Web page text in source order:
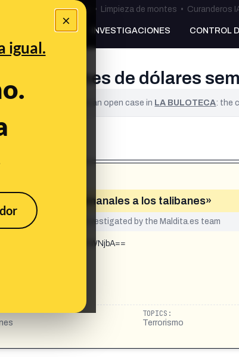
×
igual.
Bulos Ceuta • Limpieza de montes • Curanderos
PREBUNKING INVESTIGACIONES CONTROL
40 millones de dólares
yet been verified. It is an open case in LA BULOTECA: the
de dólares semanales a los talibanes»
has not yet been investigated by the Maldita.es team
TOPICS:
Terrorismo